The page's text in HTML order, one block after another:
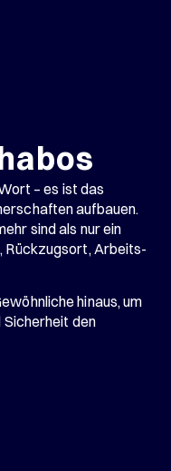
– es ist das
aufbauen.
sind als nur ein
Rückzugsort, Arbeits-
hinaus, um
den